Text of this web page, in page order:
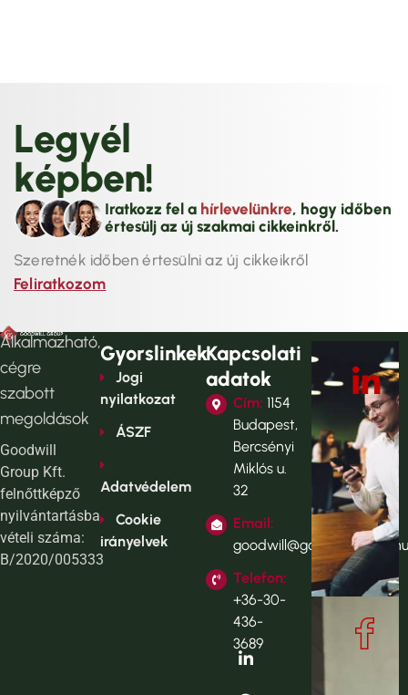
Legyél
képben!
Iratkozz fel a hírlevelünkre, hogy időben
értesülj az új szakmai cikkeinkről.
Szeretnék időben értesülni az új cikkeikről
Feliratkozom
Alkalmazható,
cégre
szabott
megoldások
Goodwill
Group Kft.
felnőttképző
nyilvántartásba
vételi száma:
B/2020/005333
Gyorslinkek
Jogi
nyilatkozat
ÁSZF
Adatvédelem
Cookie
irányelvek
Kapcsolati
adatok
Cím: 1154
Budapest,
Bercsényi
Miklós u.
32
Email:
Telefon:
+36-30-
436-
3689